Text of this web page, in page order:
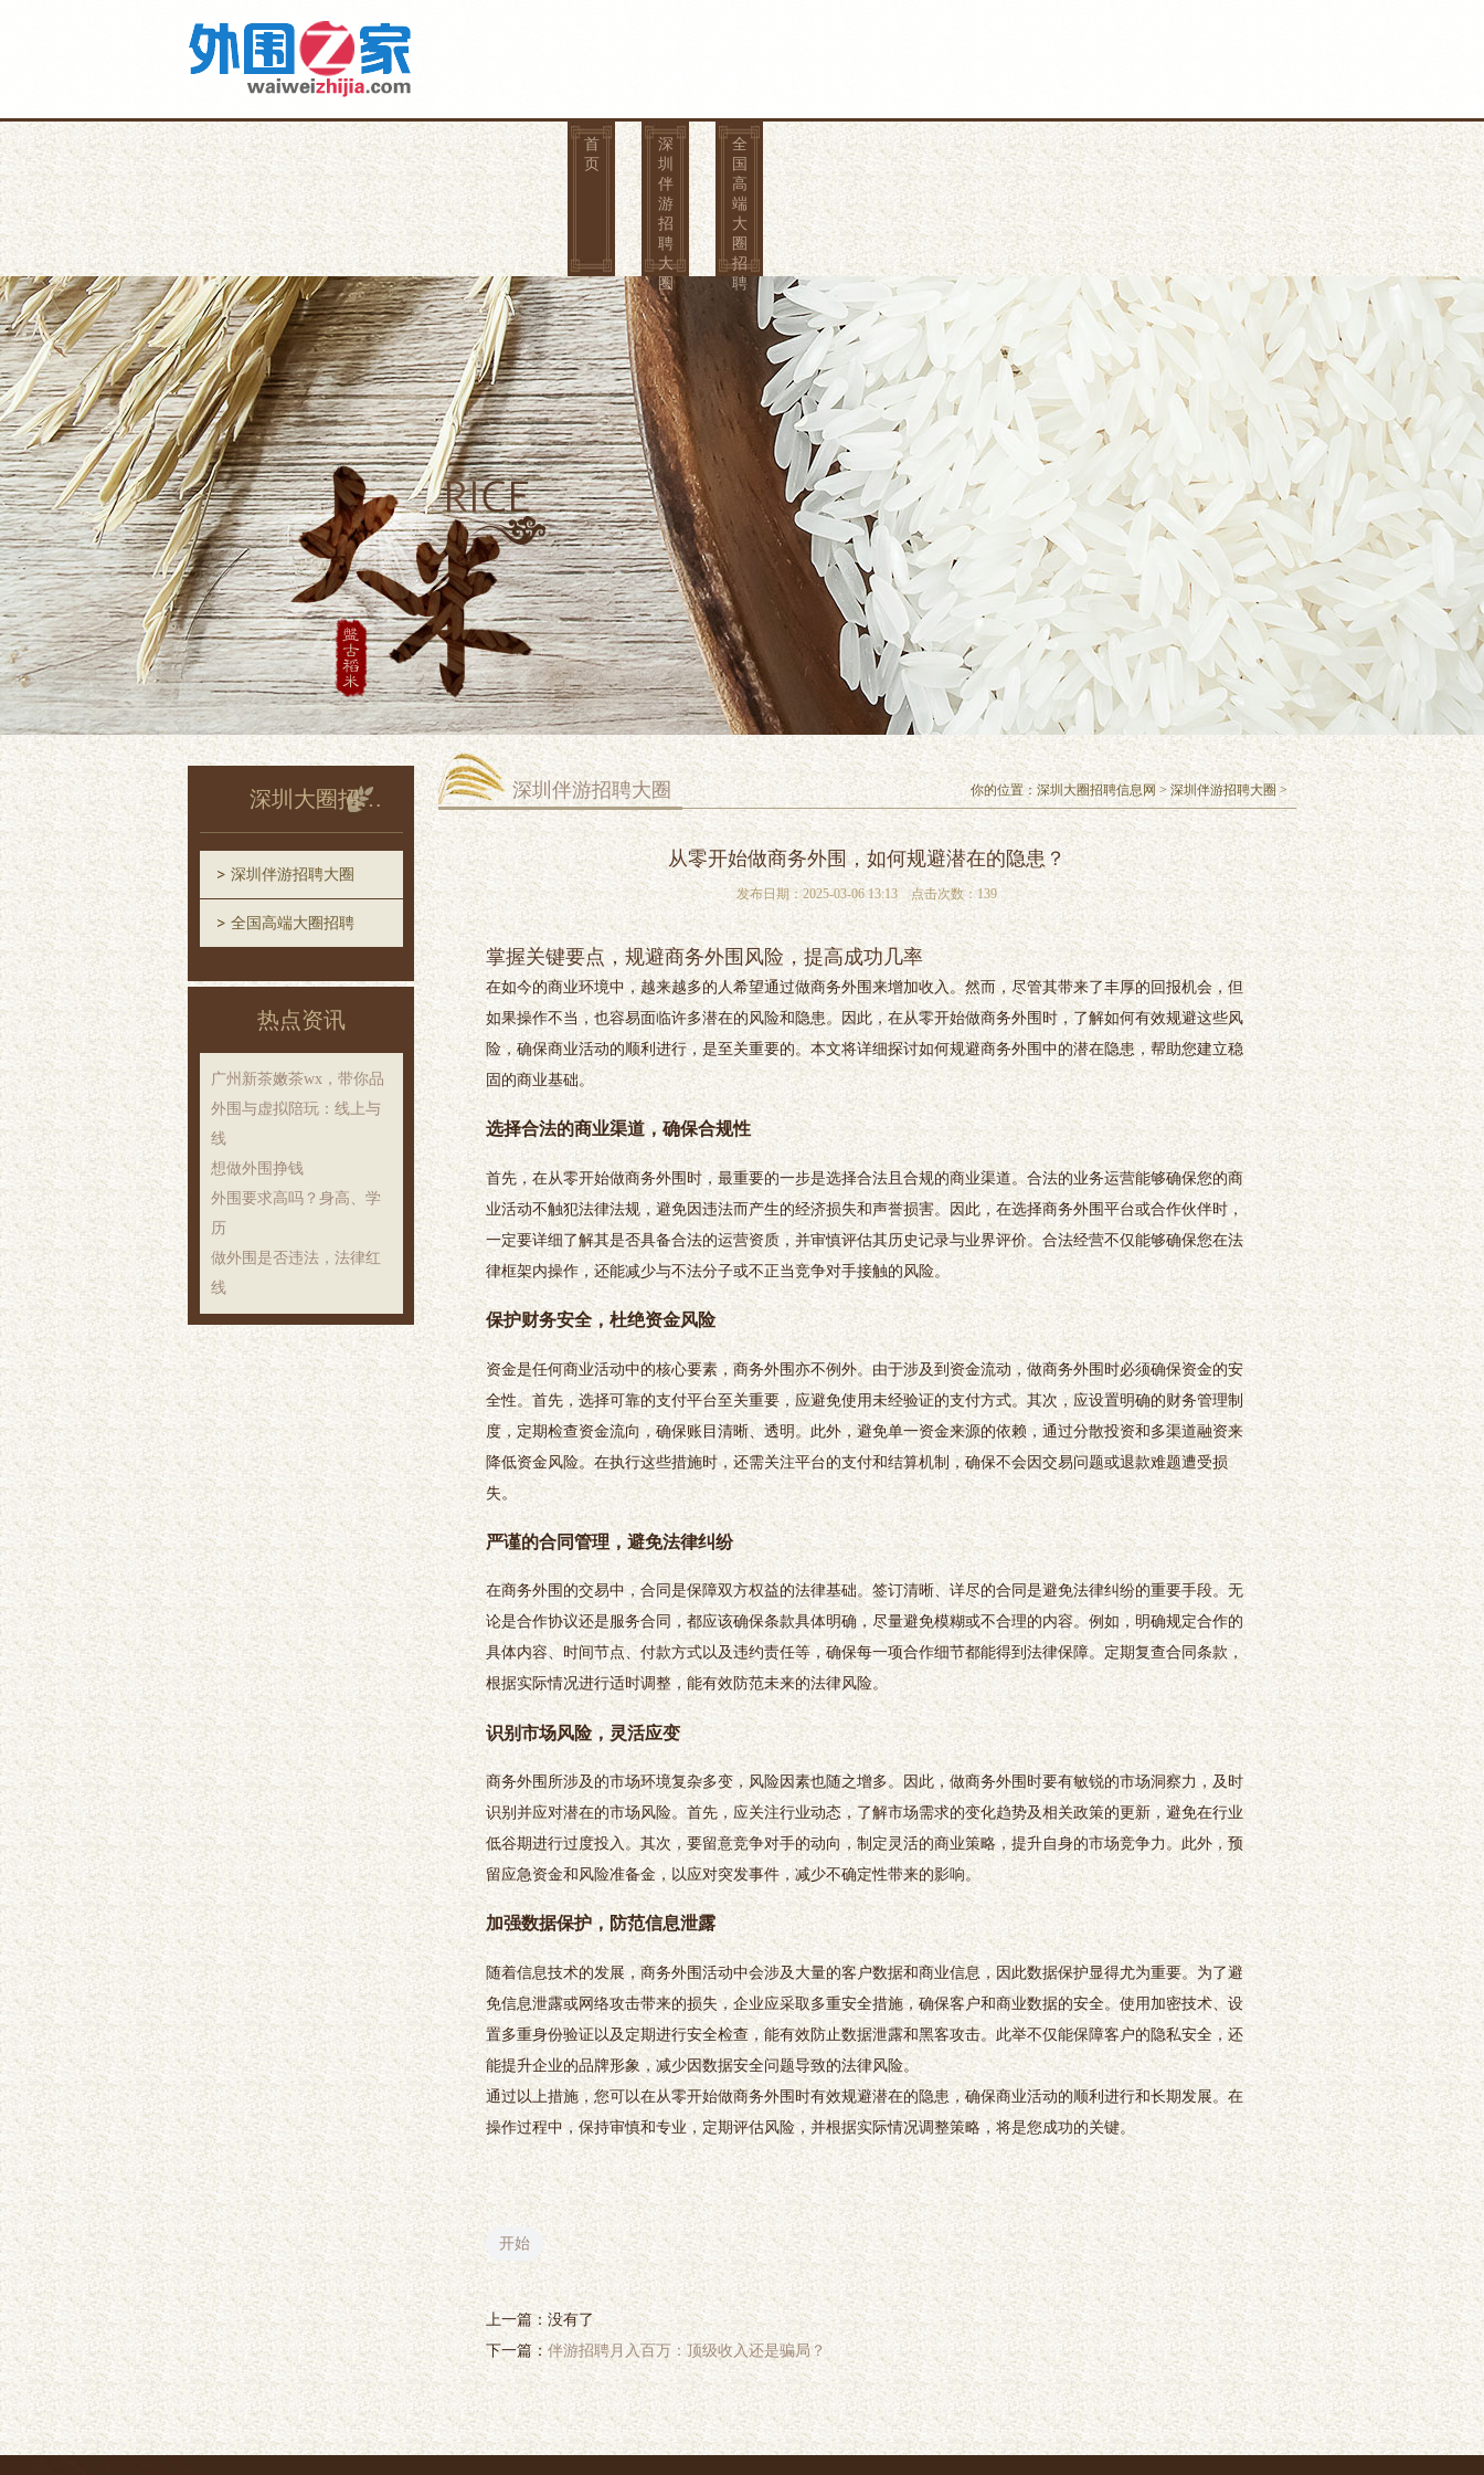
首
页
深
圳
伴
游
招
聘
大
圈
全
国
高
端
大
圈
招
聘
深圳大圈招聘信息网
深圳伴游招聘大圈
全国高端大圈招聘
热点资讯
广州新茶嫩茶wx，带你品
外围与虚拟陪玩：线上与
线
想做外围挣钱
外围要求高吗？身高、学
历
做外围是否违法，法律红
线
深圳伴游招聘大圈 你的位置： 深圳大圈招聘信息网 > 深圳伴游招聘大圈 >
从零开始做商务外围，如何规避潜在的隐患？
发布日期：2025-03-06 13:13 点击次数：139
掌握关键要点，规避商务外围风险，提高成功几率
在如今的商业环境中，越来越多的人希望通过做商务外围来增加收入。然而，尽管其带来了丰厚的回报机会，但
如果操作不当，也容易面临许多潜在的风险和隐患。因此，在从零开始做商务外围时，了解如何有效规避这些风
险，确保商业活动的顺利进行，是至关重要的。本文将详细探讨如何规避商务外围中的潜在隐患，帮助您建立稳
固的商业基础。
选择合法的商业渠道，确保合规性
首先，在从零开始做商务外围时，最重要的一步是选择合法且合规的商业渠道。合法的业务运营能够确保您的商
业活动不触犯法律法规，避免因违法而产生的经济损失和声誉损害。因此，在选择商务外围平台或合作伙伴时，
一定要详细了解其是否具备合法的运营资质，并审慎评估其历史记录与业界评价。合法经营不仅能够确保您在法
律框架内操作，还能减少与不法分子或不正当竞争对手接触的风险。
保护财务安全，杜绝资金风险
资金是任何商业活动中的核心要素，商务外围亦不例外。由于涉及到资金流动，做商务外围时必须确保资金的安
全性。首先，选择可靠的支付平台至关重要，应避免使用未经验证的支付方式。其次，应设置明确的财务管理制
度，定期检查资金流向，确保账目清晰、透明。此外，避免单一资金来源的依赖，通过分散投资和多渠道融资来
降低资金风险。在执行这些措施时，还需关注平台的支付和结算机制，确保不会因交易问题或退款难题遭受损
失。
严谨的合同管理，避免法律纠纷
在商务外围的交易中，合同是保障双方权益的法律基础。签订清晰、详尽的合同是避免法律纠纷的重要手段。无
论是合作协议还是服务合同，都应该确保条款具体明确，尽量避免模糊或不合理的内容。例如，明确规定合作的
具体内容、时间节点、付款方式以及违约责任等，确保每一项合作细节都能得到法律保障。定期复查合同条款，
根据实际情况进行适时调整，能有效防范未来的法律风险。
识别市场风险，灵活应变
商务外围所涉及的市场环境复杂多变，风险因素也随之增多。因此，做商务外围时要有敏锐的市场洞察力，及时
识别并应对潜在的市场风险。首先，应关注行业动态，了解市场需求的变化趋势及相关政策的更新，避免在行业
低谷期进行过度投入。其次，要留意竞争对手的动向，制定灵活的商业策略，提升自身的市场竞争力。此外，预
留应急资金和风险准备金，以应对突发事件，减少不确定性带来的影响。
加强数据保护，防范信息泄露
随着信息技术的发展，商务外围活动中会涉及大量的客户数据和商业信息，因此数据保护显得尤为重要。为了避
免信息泄露或网络攻击带来的损失，企业应采取多重安全措施，确保客户和商业数据的安全。使用加密技术、设
置多重身份验证以及定期进行安全检查，能有效防止数据泄露和黑客攻击。此举不仅能保障客户的隐私安全，还
能提升企业的品牌形象，减少因数据安全问题导致的法律风险。
通过以上措施，您可以在从零开始做商务外围时有效规避潜在的隐患，确保商业活动的顺利进行和长期发展。在
操作过程中，保持审慎和专业，定期评估风险，并根据实际情况调整策略，将是您成功的关键。
开始
上一篇：没有了
下一篇： 伴游招聘月入百万：顶级收入还是骗局？